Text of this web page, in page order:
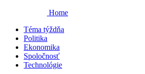
Home
Téma týždňa
Politika
Ekonomika
Spoločnosť
Technológie